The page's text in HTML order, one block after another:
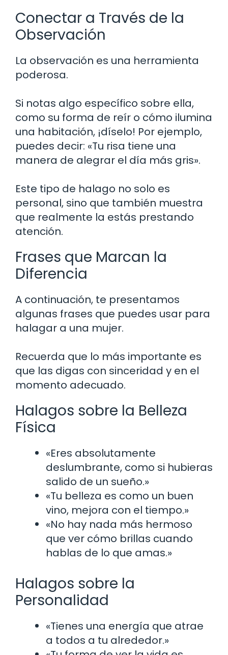
Conectar a Través de la
Observación
La observación es una herramienta
poderosa.
Si notas algo específico sobre ella,
como su forma de reír o cómo ilumina
una habitación, ¡díselo! Por ejemplo,
puedes decir: «Tu risa tiene una
manera de alegrar el día más gris».
Este tipo de halago no solo es
personal, sino que también muestra
que realmente la estás prestando
atención.
Frases que Marcan la
Diferencia
A continuación, te presentamos
algunas frases que puedes usar para
halagar a una mujer.
Recuerda que lo más importante es
que las digas con sinceridad y en el
momento adecuado.
Halagos sobre la Belleza
Física
«Eres absolutamente
deslumbrante, como si hubieras
salido de un sueño.»
«Tu belleza es como un buen
vino, mejora con el tiempo.»
«No hay nada más hermoso
que ver cómo brillas cuando
hablas de lo que amas.»
Halagos sobre la
Personalidad
«Tienes una energía que atrae
a todos a tu alrededor.»